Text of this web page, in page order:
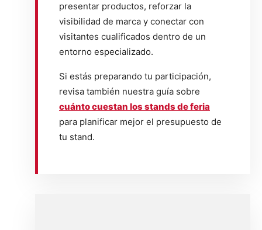
presentar productos, reforzar la
visibilidad de marca y conectar con
visitantes cualificados dentro de un
entorno especializado.
Si estás preparando tu participación,
revisa también nuestra guía sobre
cuánto cuestan los stands de feria
para planificar mejor el presupuesto de
tu stand.